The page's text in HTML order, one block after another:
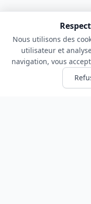
Nous utilisons des
utilisateur et
navigation, vous